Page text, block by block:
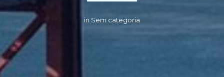
in Sem categoria